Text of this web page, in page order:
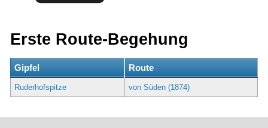
Erste Route-Begehung
Gipfel Route
Ruderhofspitze von Süden (1874)